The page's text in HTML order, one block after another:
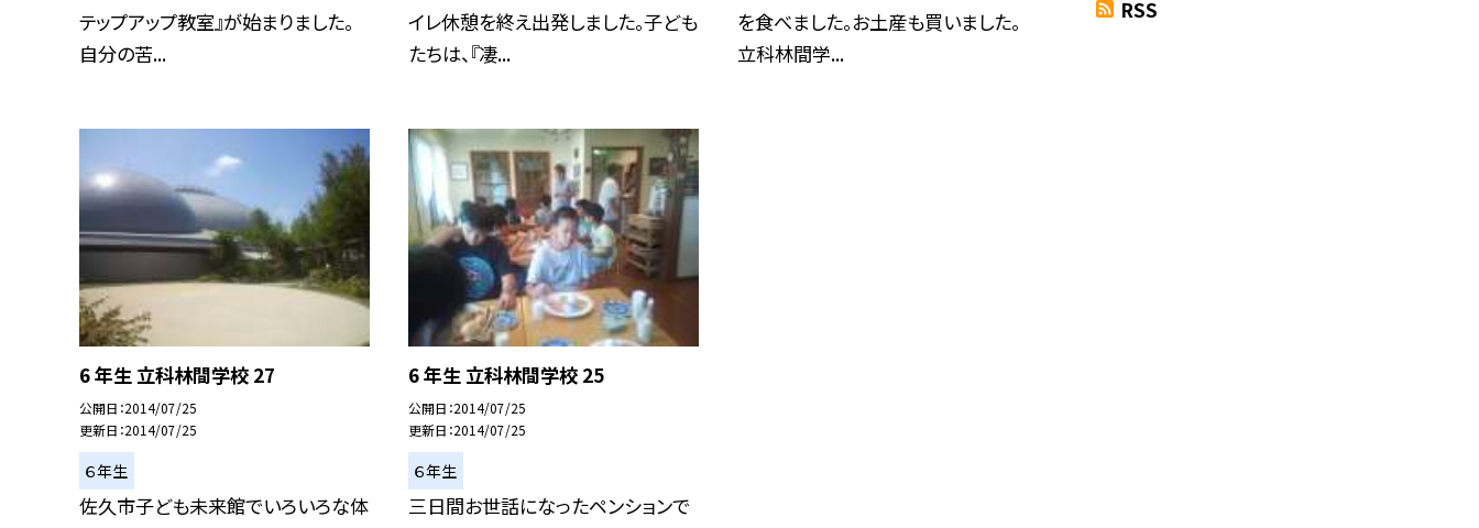
テップアップ教室』が始まりました。
自分の苦...
イレ休憩を終え出発しました。子ども
たちは、『凄...
を食べました。お土産も買いました。
立科林間学...
6 年生 立科林間学校 27
公開日 2014/07/25
更新日 2014/07/25
６年生
佐久市子ども未来館でいろいろな体
6 年生 立科林間学校 25
公開日 2014/07/25
更新日 2014/07/25
６年生
三日間お世話になったペンションで
RSS